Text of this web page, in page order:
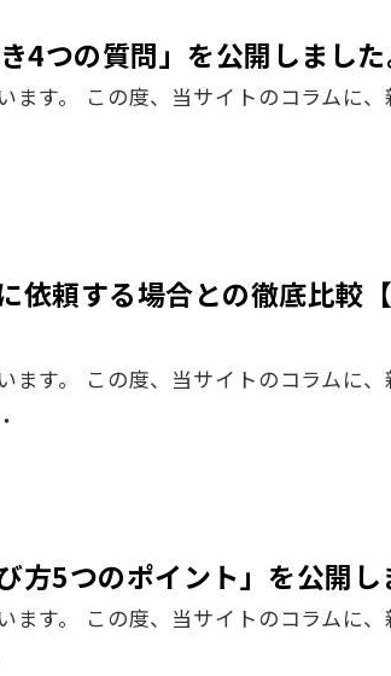
4つの質問」を公開しまし
す。 この度、当サイトのコラムに
依頼する場合との徹底比較
す。 この度、当サイトのコラムに
方5つのポイント」を公開
す。 この度、当サイトのコラムに